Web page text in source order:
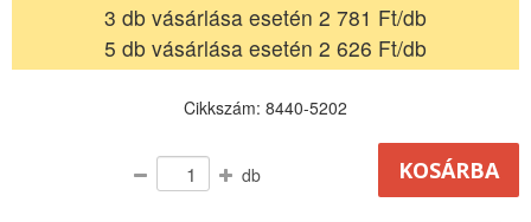
3 db vásárlása esetén 2 781 Ft/db
5 db vásárlása esetén 2 626 Ft/db
Cikkszám: 8440-5202
db